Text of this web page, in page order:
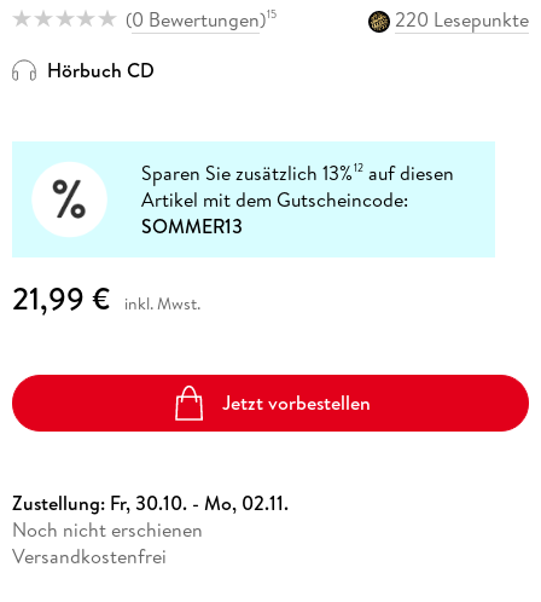
(0 Bewertungen)15
220 Lesepunkte
Hörbuch CD
Sparen Sie zusätzlich 13%12 auf diesen
Artikel mit dem Gutscheincode:
SOMMER13
21,99 € inkl. Mwst.
Jetzt vorbestellen
Zustellung: Fr, 30.10. - Mo, 02.11.
Noch nicht erschienen
Versandkostenfrei